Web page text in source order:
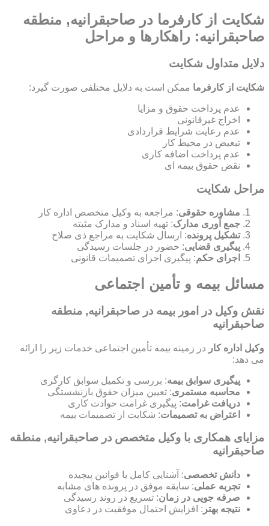
شکایت از کارفرما در صاحبقرانیه, منطقه
صاحبقرانیه: راهکارها و مراحل
دلایل متداول شکایت
شکایت از کارفرما ممکن است به دلایل مختلفی صورت گیرد:
عدم پرداخت حقوق و مزایا
اخراج غیرقانونی
عدم رعایت شرایط قراردادی
تبعیض در محیط کار
عدم پرداخت اضافه کاری
نقض حقوق بیمه ای
مراحل شکایت
مشاوره حقوقی: مراجعه به وکیل متخصص اداره کار
جمع آوری مدارک: تهیه اسناد و مدارک مثبته
تشکیل پرونده: ارسال شکایت به مراجع ذی صلاح
پیگیری قضایی: حضور در جلسات رسیدگی
اجرای حکم: پیگیری اجرای تصمیمات قانونی
مسائل بیمه و تأمین اجتماعی
نقش وکیل در امور بیمه در صاحبقرانیه, منطقه
صاحبقرانیه
وکیل اداره کار در زمینه بیمه تأمین اجتماعی خدمات زیر را ارائه
می دهد:
پیگیری سوابق بیمه: بررسی و تکمیل سوابق کارگری
محاسبه مستمری: تعیین میزان حقوق بازنشستگی
دریافت غرامت: پیگیری غرامت حوادث کاری
اعتراض به تصمیمات: شکایت از تصمیمات بیمه
مزایای همکاری با وکیل متخصص در صاحبقرانیه, منطقه
صاحبقرانیه
دانش تخصصی: آشنایی کامل با قوانین پیچیده
تجربه عملی: سابقه موفق در پرونده های مشابه
صرفه جویی در زمان: تسریع در روند رسیدگی
نتیجه بهتر : افزایش احتمال موفقیت در دعاوی